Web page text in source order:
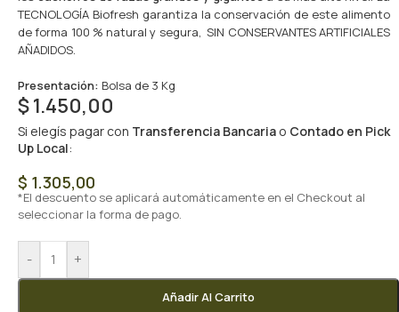
TECNOLOGÍA Biofresh garantiza la conservación de este alimento
de forma 100 % natural y segura, SIN CONSERVANTES ARTIFICIALES
AÑADIDOS.
Presentación: Bolsa de 3 Kg
$1.450,00
Si elegís pagar con Transferencia Bancaria o Contado en Pick
Up Local:
$ 1.305,00
*El descuento se aplicará automáticamente en el Checkout al
seleccionar la forma de pago.
- +
Añadir Al Carrito